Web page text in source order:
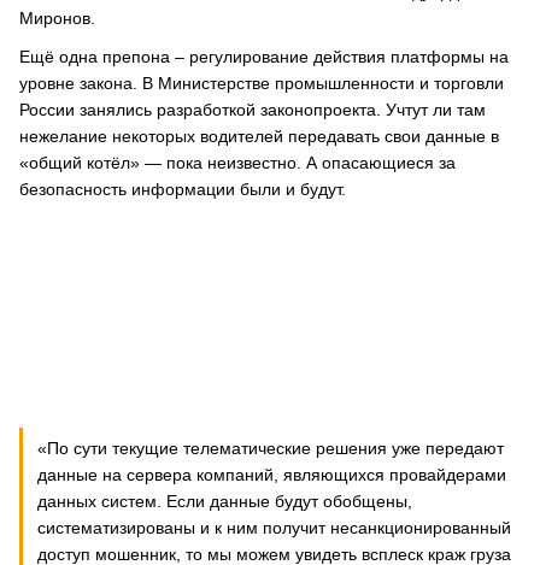
Миронов.
Ещё одна препона – регулирование действия платформы на
уровне закона. В Министерстве промышленности и торговли
России занялись разработкой законопроекта. Учтут ли там
нежелание некоторых водителей передавать свои данные в
«общий котёл» — пока неизвестно. А опасающиеся за
безопасность информации были и будут.
«По сути текущие телематические решения уже передают
данные на сервера компаний, являющихся провайдерами
данных систем. Если данные будут обобщены,
систематизированы и к ним получит несанкционированный
доступ мошенник, то мы можем увидеть всплеск краж груза